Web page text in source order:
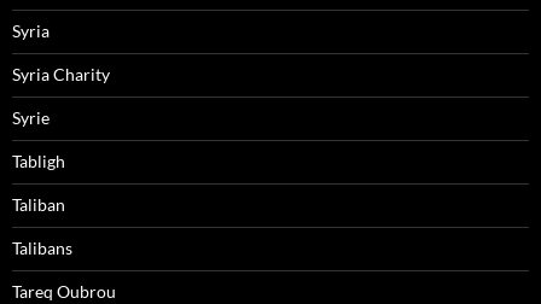
Syria
Syria Charity
Syrie
Tabligh
Taliban
Talibans
Tareq Oubrou